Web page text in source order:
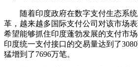
随着印度政府在数字支付生态系统
革，越来越多国际支付公司对该市场表
希望能够抓住印度蓬勃发展的支付市场
印度统一支付接口的交易量达到了
猛增到了7696万笔。